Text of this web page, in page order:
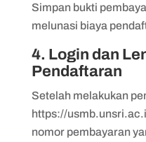
Simpan bukti
melunasi biaya
4. Login dan
Pendaftaran
Setelah melakukan
https://
nomor pembayaran